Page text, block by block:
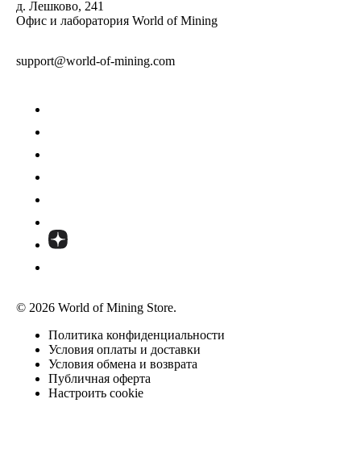
д. Лешково, 241
Офис и лаборатория World of Mining
support@world-of-mining.com
© 2026 World of Mining Store.
Политика конфиденциальности
Условия оплаты и доставки
Условия обмена и возврата
Публичная оферта
Настроить cookie